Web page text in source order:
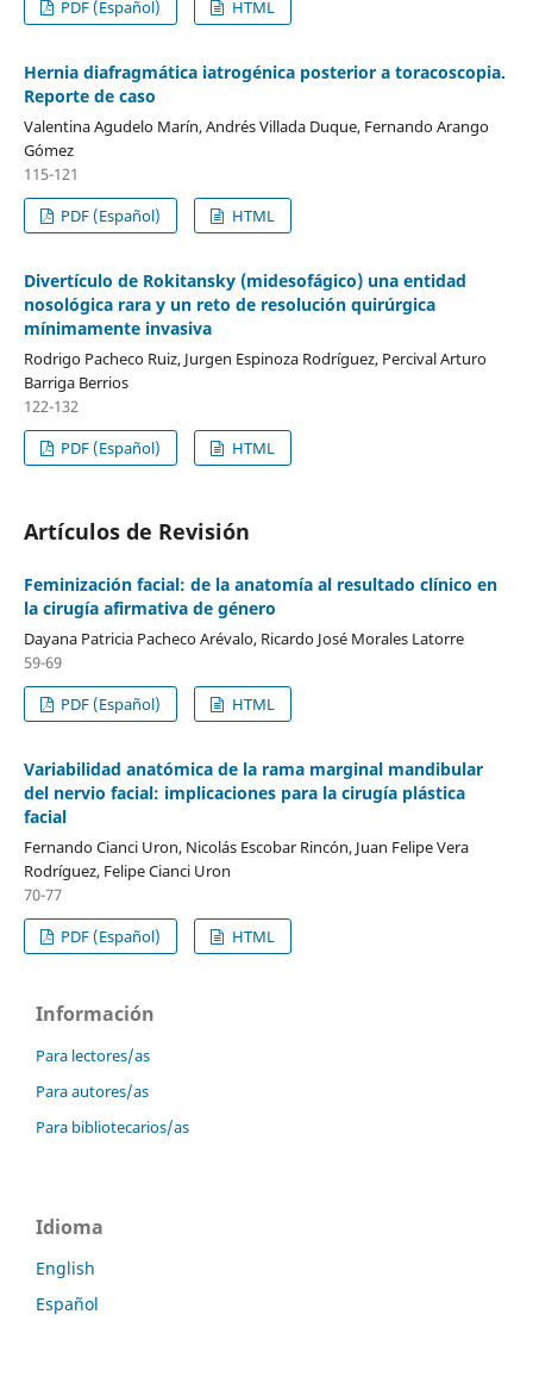
PDF (Español) HTML
Hernia diafragmática iatrogénica posterior a toracoscopia.
Reporte de caso
Valentina Agudelo Marín, Andrés Villada Duque, Fernando Arango
Gómez
115-121
PDF (Español)
HTML
Divertículo de Rokitansky (midesofágico) una entidad
nosológica rara y un reto de resolución quirúrgica
mínimamente invasiva
Rodrigo Pacheco Ruiz, Jurgen Espinoza Rodríguez, Percival Arturo
Barriga Berrios
122-132
PDF (Español)
HTML
Artículos de Revisión
Feminización facial: de la anatomía al resultado clínico en
la cirugía afirmativa de género
Dayana Patricia Pacheco Arévalo, Ricardo José Morales Latorre
59-69
PDF (Español)
HTML
Variabilidad anatómica de la rama marginal mandibular
del nervio facial: implicaciones para la cirugía plástica
facial
Fernando Cianci Uron, Nicolás Escobar Rincón, Juan Felipe Vera
Rodríguez, Felipe Cianci Uron
70-77
PDF (Español)
HTML
Información
Para lectores/as
Para autores/as
Para bibliotecarios/as
Idioma
English
Español